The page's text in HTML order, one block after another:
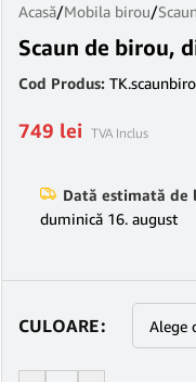
Acasă/Mobila birou/
Scaun de birou,
Cod Produs:
749 lei TVA Inclus
Dată estimată de
duminică 16. august
CULOARE